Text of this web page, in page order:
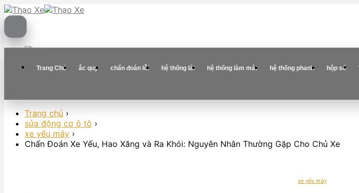
Skip
to
Trang Chủ ắc quy chẩn đoán lỗi hệ thống lái hệ thống làm mát hệ thống phanh hộp số
Trang chủ ›
sửa động cơ ô tô ›
xe yếu máy ›
Chẩn Đoán Xe Yếu, Hao Xăng và Ra Khói: Nguyên Nhân Thường Gặp Cho Chủ Xe
xe yếu máy